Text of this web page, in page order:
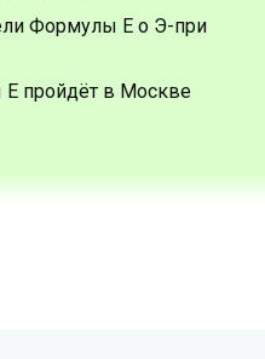
Формулы Е о Э-при
пройдёт в Москве